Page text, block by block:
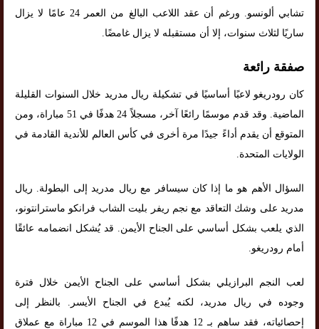
تشابي ألونسو. ورغم أن عقد اللاعب البالغ من العمر 24 عامًا لا يزال
ساريًا لثلاث سنوات، إلا أن مستقبله لا يزال غامضًا.
صفقة رائعة
كان رودريغو لاعبًا أساسيًا في تشكيلة ريال مدريد خلال السنوات القليلة
الماضية. وقد قدم موسمًا رائعًا آخر، مسجلاً 24 هدفًا في 51 مباراة، ومن
المتوقع أن يقدم أداءً جيدًا مرة أخرى في كأس العالم للأندية القادمة في
الولايات المتحدة.
السؤال الأهم هو ما إذا كان سيسافر مع ريال مدريد إلى البطولة. ريال
مدريد على وشك التعاقد مع نجم ريفر بليت الشاب فرانكو ماسترانتونو،
الذي يلعب بشكل أساسي على الجناح الأيمن. قد يُشكل انضمامه عائقًا
أمام رودريغو.
لعب النجم البرازيلي بشكل أساسي على الجناح الأيمن خلال فترة
وجوده في ريال مدريد، لكنه يُبدع في الجناح الأيسر. بالنظر إلى
إحصائياته، فقد ساهم بـ 12 هدفًا هذا الموسم في 12 مباراة مع عملاق